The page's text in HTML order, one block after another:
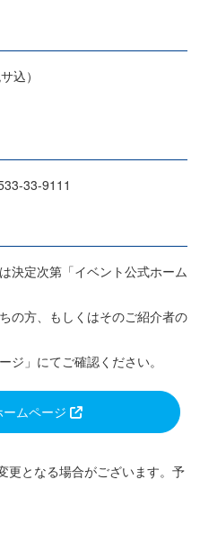
込）
33-9111
決定次第「イベント公式ホーム
の方、もしくはそのご紹介者の
ジ」にてご確認ください。
ムページ
更となる場合がございます。予